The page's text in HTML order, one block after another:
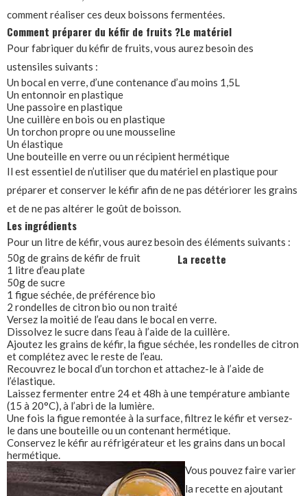
comment réaliser ces deux boissons fermentées.
Comment préparer du kéfir de fruits ?Le matériel
Pour fabriquer du kéfir de fruits, vous aurez besoin des
ustensiles suivants :
Un bocal en verre, d’une contenance d’au moins 1,5L
Un entonnoir en plastique
Une passoire en plastique
Une cuillère en bois ou en plastique
Un torchon propre ou une mousseline
Un élastique
Une bouteille en verre ou un récipient hermétique
Il est essentiel de n’utiliser que du matériel en plastique pour
préparer et conserver le kéfir afin de ne pas détériorer les grains
et de ne pas altérer le goût de boisson.
Les ingrédients
Pour un litre de kéfir, vous aurez besoin des éléments suivants :
50g de grains de kéfir de fruit
1 litre d’eau plate
50g de sucre
1 figue séchée, de préférence bio
2 rondelles de citron bio ou non traité
La recette
Versez la moitié de l’eau dans le bocal en verre.
Dissolvez le sucre dans l’eau à l’aide de la cuillère.
Ajoutez les grains de kéfir, la figue séchée, les rondelles de citron
et complétez avec le reste de l’eau.
Recouvrez le bocal d’un torchon et attachez-le à l’aide de
l’élastique.
Laissez fermenter entre 24 et 48h à une température ambiante
(15 à 20°C), à l’abri de la lumière.
Une fois la figue remontée à la surface, filtrez le kéfir et versez-
le dans une bouteille ou un contenant hermétique.
Conservez le kéfir au réfrigérateur et les grains dans un bocal
hermétique.
Vous pouvez faire varier
la recette en ajoutant